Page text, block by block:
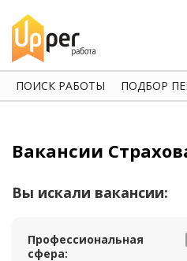
ПОИСК РАБОТЫ ПОДБОР
Вакансии
Вы искали вакансии:
Профессиональная
сфера: